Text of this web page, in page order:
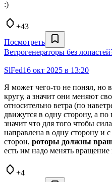
:)
+43
Посмотреть
Ветрогенераторы без
SlFed16 окт 2025 в 13:20
Я может чего-то не понял, но
кругу, а значит они меняют
относительно ветра (по
движутся в одну сторону, а
значит что для того чтобы
направлена в одну сторону и
сторон, роторы должны
есть им надо менять
+4